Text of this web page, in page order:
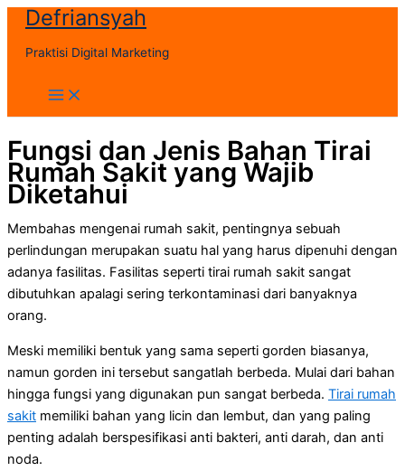
Skip
content
Defriansyah
Praktisi Digital Marketing
Main
Menu
Fungsi dan Jenis Bahan Tirai
Rumah Sakit yang Wajib
Diketahui
Membahas mengenai rumah sakit, pentingnya sebuah
perlindungan merupakan suatu hal yang harus dipenuhi dengan
adanya fasilitas. Fasilitas seperti tirai rumah sakit sangat
dibutuhkan apalagi sering terkontaminasi dari banyaknya
orang.
Meski memiliki bentuk yang sama seperti gorden biasanya,
namun gorden ini tersebut sangatlah berbeda. Mulai dari bahan
hingga fungsi yang digunakan pun sangat berbeda. Tirai rumah
sakit memiliki bahan yang licin dan lembut, dan yang paling
penting adalah berspesifikasi anti bakteri, anti darah, dan anti
noda.